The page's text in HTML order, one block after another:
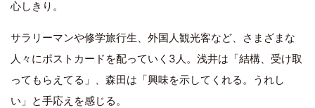
心しきり。
サラリーマンや修学旅行生、外国人観光客など、さまざまな
人々にポストカードを配っていく3人。浅井は「結構、受け取
ってもらえてる」、森田は「興味を示してくれる。うれし
い」と手応えを感じる。